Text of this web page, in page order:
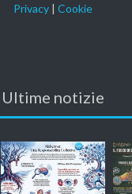
Privacy | Cookie
Ultime notizie